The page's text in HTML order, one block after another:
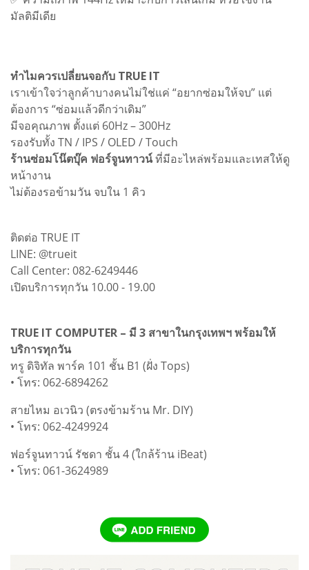
มัลติมีเดีย
ทำไมควรเปลี่ยนจอกับ TRUE IT
เราเข้าใจว่าลูกค้าบางคนไม่ใช่แค่ “อยากซ่อมให้จบ” แต่
ต้องการ “ซ่อมแล้วดีกว่าเดิม”
มีจอคุณภาพ ตั้งแต่ 60Hz – 300Hz
รองรับทั้ง TN / IPS / OLED / Touch
ร้านซ่อมโน๊ตบุ๊ค ฟอร์จูนทาวน์ที่มีอะไหล่พร้อมและเทสให้ดู
หน้างาน
ไม่ต้องรอข้ามวัน จบใน 1 คิว
ติดต่อ TRUE IT
LINE: @trueit
Call Center: 082-6249446
เปิดบริการทุกวัน 10.00 - 19.00
TRUE IT COMPUTER – มี 3 สาขาในกรุงเทพฯ พร้อมให้
บริการทุกวัน
ทรู ดิจิทัล พาร์ค 101 ชั้น B1 (ฝั่ง Tops)
• โทร: 062-6894262
สายไหม อเวนิว (ตรงข้ามร้าน Mr. DIY)
• โทร: 062-4249924
ฟอร์จูนทาวน์ รัชดา ชั้น 4 (ใกล้ร้าน iBeat)
• โทร: 061-3624989